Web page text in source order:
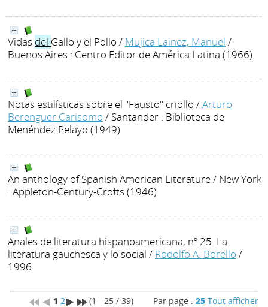
Vidas del Gallo y el Pollo / Mujica Lainez, Manuel /
Buenos Aires : Centro Editor de América Latina (1966)
Notas estilísticas sobre el "Fausto" criollo /Arturo
Berenguer Carisomo / Santander : Biblioteca de
Menéndez Pelayo (1949)
An anthology of Spanish American Literature/ New York
: Appleton-Century-Crofts (1946)
Anales de literatura hispanoamericana, nº 25. La
literatura gauchesca y lo social / Rodolfo A. Borello /
1996
1 2 (1 - 25 / 39) Par page : 25 Tout afficher